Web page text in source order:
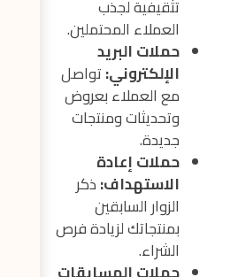
تثقيفية لجذب
العملاء المحتملين.
حملات البريد
الإلكتروني:تواصل
مع العملاء بعروض
وتحديثات ومنتجات
جديدة.
حملات إعادة
الاستهداف:ذكر
الزوار السابقين
بمنتجاتك لزيادة فرص
الشراء.